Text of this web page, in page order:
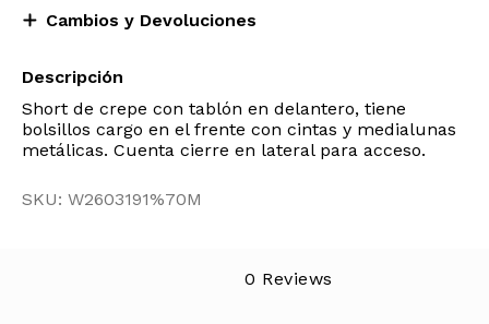
Cambios y Devoluciones
Descripción
Short de crepe con tablón en delantero, tiene
bolsillos cargo en el frente con cintas y medialunas
metálicas. Cuenta cierre en lateral para acceso.
SKU: W2603191%70M
0 Reviews